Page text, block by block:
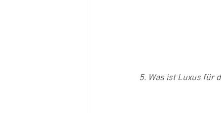
5. Was ist Luxus für